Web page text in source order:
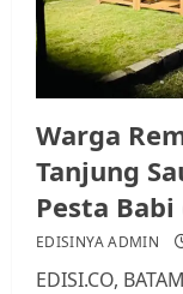
Warga
Tanjung
Pesta
EDISINYA ADMIN
EDISI.CO,
4